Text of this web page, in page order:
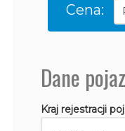
Cena:
Dane
Kraj rejestracji